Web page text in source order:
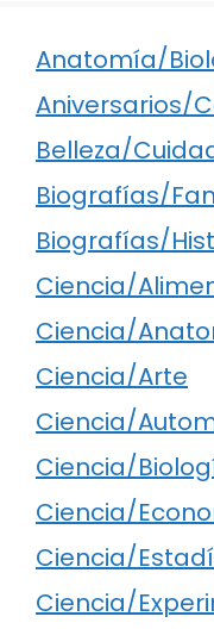
Anatomía/
Aniversarios/
Belleza/
Biografías/
Biografías/
Ciencia/
Ciencia/
Ciencia/Arte
Ciencia/
Ciencia/
Ciencia/
Ciencia/
Ciencia/